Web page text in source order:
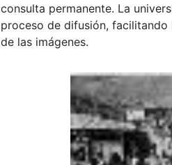
consulta permanente. La
proceso de difusión,
de las imágenes.